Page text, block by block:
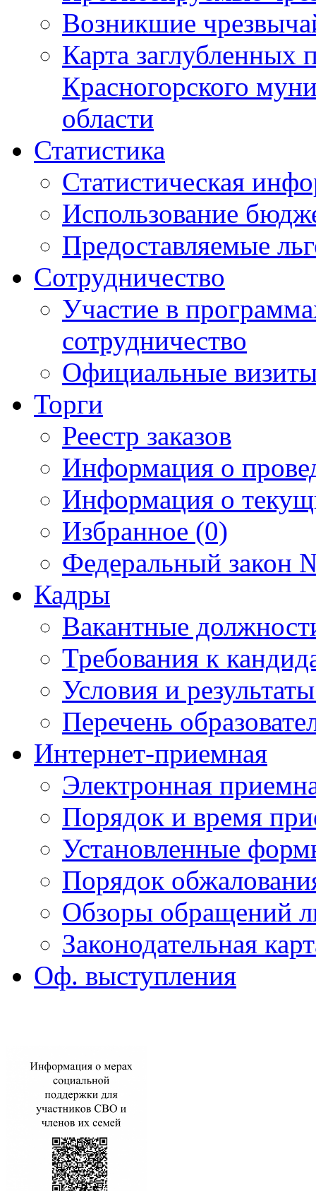
Возникшие
Карта
Красногорского
области
Статистика
Статистическая
Использование
Предоставляемые
Сотрудничество
Участие в
сотрудничество
Официальные
Торги
Реестр заказов
Информация о
Информация о
Избранное (0)
Федеральный закон
Кадры
Вакантные
Требования к
Условия и
Перечень
Интернет-приемная
Электронная
Порядок и время
Установленные
Порядок
Обзоры обращений
Законодательная
Оф. выступления